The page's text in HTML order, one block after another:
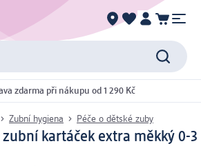
zdarma při nákupu od 1 290 Kč
Zubní hygiena Péče o dětské zuby
zubní kartáček extra měkký 0-3